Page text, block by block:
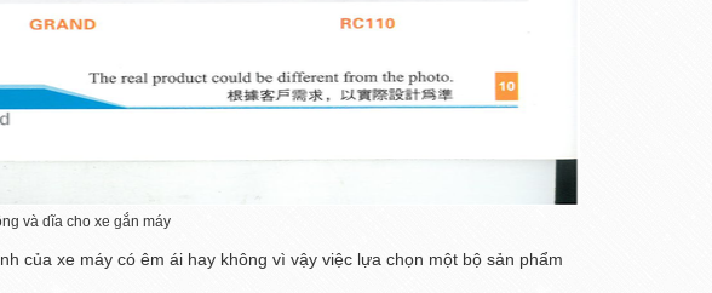
và dĩa cho xe gắn máy
của xe máy có êm ái hay không vì vậy việc lựa chọn một bộ sản phẩm